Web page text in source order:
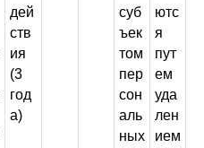
дей
ств
ия
(3
год
а)
суб
ъек
том
пер
сон
аль
ных
ютс
я
пут
ем
уда
лен
ием